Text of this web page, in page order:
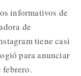
informativos de
de
tiene casi
para anunciar
febrero.